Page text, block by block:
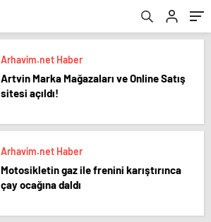
Arhavim.net Haber
Artvin Marka Mağazaları ve Online Satış
sitesi açıldı!
Arhavim.net Haber
Motosikletin gaz ile frenini karıştırınca
çay ocağına daldı